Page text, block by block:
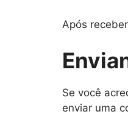
Após
Se você
enviar uma